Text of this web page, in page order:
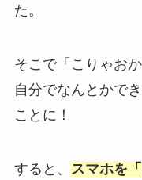
た。
そこで「こりゃお
自分でなんとかで
ことに！
すると、
スマホを